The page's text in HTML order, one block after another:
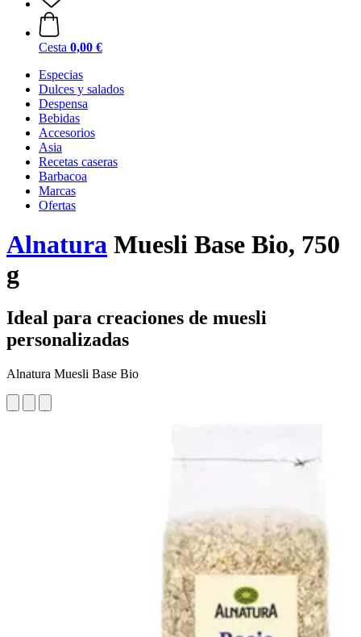
Cesta 0,00 €
Especias
Dulces y salados
Despensa
Bebidas
Accesorios
Asia
Recetas caseras
Barbacoa
Marcas
Ofertas
Alnatura Muesli Base Bio, 750
g
Ideal para creaciones de muesli
personalizadas
Alnatura Muesli Base Bio